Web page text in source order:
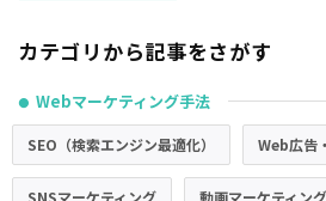
カテゴリから記事をさがす
● Webマーケティング手法
SEO（検索エンジン最適化） Web広告
SNSマーケティング 動画マーケティング